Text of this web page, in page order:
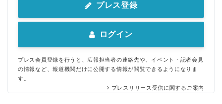
プレス登録
ログイン
プレス会員登録を行うと、広報担当者の連絡先や、イベント・記者会見
の情報など、報道機関だけに公開する情報が閲覧できるようになりま
す。
プレスリリース受信に関するご案内